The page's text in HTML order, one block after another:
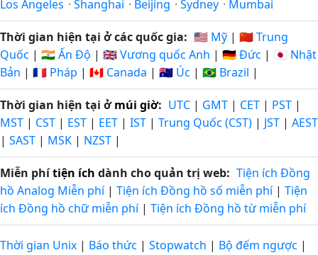
Los Angeles · Shanghai · Beijing · Sydney · Mumbai
Thời gian hiện tại ở các quốc gia: 🇺🇸 Mỹ | 🇨🇳 Trung
Quốc | 🇮🇳 Ấn Độ | 🇬🇧 Vương quốc Anh | 🇩🇪 Đức | 🇯🇵 Nhật
Bản | 🇫🇷 Pháp | 🇨🇦 Canada | 🇦🇺 Úc | 🇧🇷 Brazil |
Thời gian hiện tại ởmúi giờ: UTC | GMT | CET | PST |
MST | CST | EST | EET | IST | Trung Quốc (CST) | JST | AEST
| SAST | MSK | NZST |
Miễn phítiện ích dành cho quản trị web: Tiện ích Đồng
hồ Analog Miễn phí| Tiện ích Đồng hồ số miễn phí| Tiện
ích Đồng hồ chữ miễn phí| Tiện ích Đồng hồ từ miễn phí
Thời gian Unix | Báo thức | Stopwatch | Bộ đếm ngược |